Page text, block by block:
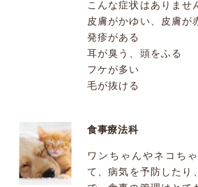
こんな症状はありませ
皮膚がかゆい、皮膚が
発疹がある
耳が臭う、頭をふる
フケが多い
毛が抜ける
食事療法科
ワンちゃんやネコち
て、病気を予防したり